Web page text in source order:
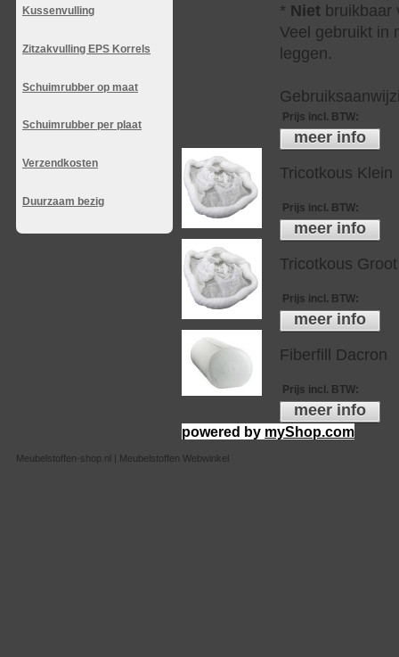
Kussenvulling
Zitzakvulling EPS Korrels
Schuimrubber op maat
Schuimrubber per plaat
Verzendkosten
Duurzaam bezig
* Niet bruikbaar
Veel gebruikt in
leggen.
Prijs incl. BTW:
meer info
Tricotkous Klein
Prijs incl. BTW:
meer info
Tricotkous Groot
Prijs incl. BTW:
meer info
Fiberfill Dacron
Prijs incl. BTW:
meer info
powered by myShop.com
Meubelstoffen-shop.nl | Meubelstoffen Webwinkel